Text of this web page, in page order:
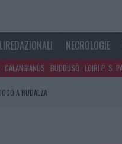
NECROLOGIE
CALANGIANUS BUDDUSÒ LOIRI P. S.
A RUDALZA